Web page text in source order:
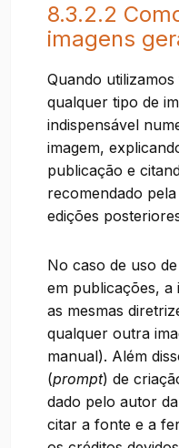
8.3.2.2
imagens
Quando
qualquer tipo de
indispensável
imagem,
publicação e
recomendado
edições
No caso de uso
em publicações, a
as mesmas
qualquer outra
manual). Além
(prompt) de
dado pelo autor
citar a fonte e a